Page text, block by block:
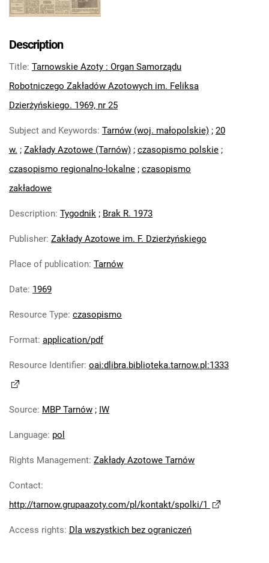
Feliksa Dzierżyńskiego. 1969, nr 1
Tarnowskie Azoty : Organ Samorządu
Robotniczego Zakładów Azotowych im.
Feliksa Dzierżyńskiego. 1969, nr 3-4
Robotniczego Zakładów Azotowych im.
Feliksa Dzierżyńskiego. 1969, nr 5
Tarnowskie Azoty : Organ Samorządu
Tarnowskie Azoty : Organ Samorządu
Feliksa Dzierżyńskiego. 1969, nr 7
Robotniczego Zakładów Azotowych im.
Robotniczego Zakładów Azotowych im.
Feliksa Dzierżyńskiego. 1969, nr 9
Robotniczego Zakładów Azotowych im.
Robotniczego Zakładów Azotowych im.
Feliksa Dzierżyńskiego. 1969, nr 11
Robotniczego Zakładów Azotowych im.
Robotniczego Zakładów Azotowych im.
Tarnowskie Azoty : Organ Samorządu
Description
Title: Tarnowskie Azoty : Organ Samorządu
Robotniczego Zakładów Azotowych im. Feliksa
Dzierżyńskiego. 1969, nr 25
Subject and Keywords: Tarnów (woj. małopolskie) ; 20
w. ; Zakłady Azotowe (Tarnów) ; czasopismo polskie ;
czasopismo regionalno-lokalne ; czasopismo
zakładowe
Description: Tygodnik ; Brak R. 1973
Publisher: Zakłady Azotowe im. F. Dzierżyńskiego
Place of publication: Tarnów
Date: 1969
Resource Type: czasopismo
Format: application/pdf
Resource Identifier: oai:dlibra.biblioteka.tarnow.pl:1333
Source: MBP Tarnów ; IW
Language: pol
Rights Management: Zakłady Azotowe Tarnów
Contact:
http://tarnow.grupaazoty.com/pl/kontakt/spolki/1
Access rights: Dla wszystkich bez ograniczeń